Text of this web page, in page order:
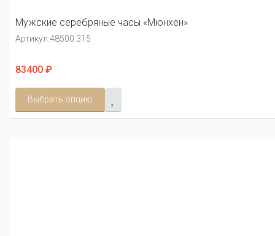
Мужские серебряные часы «Мюнхен»
Артикул:48500.315
83400 ₽
Выбрать опцию